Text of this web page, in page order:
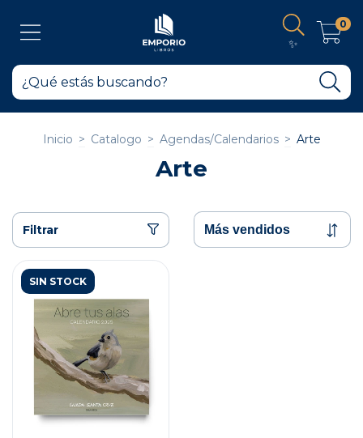
✨
0
Inicio > Catalogo > Agendas/Calendarios > Arte
Arte
Filtrar
SIN STOCK